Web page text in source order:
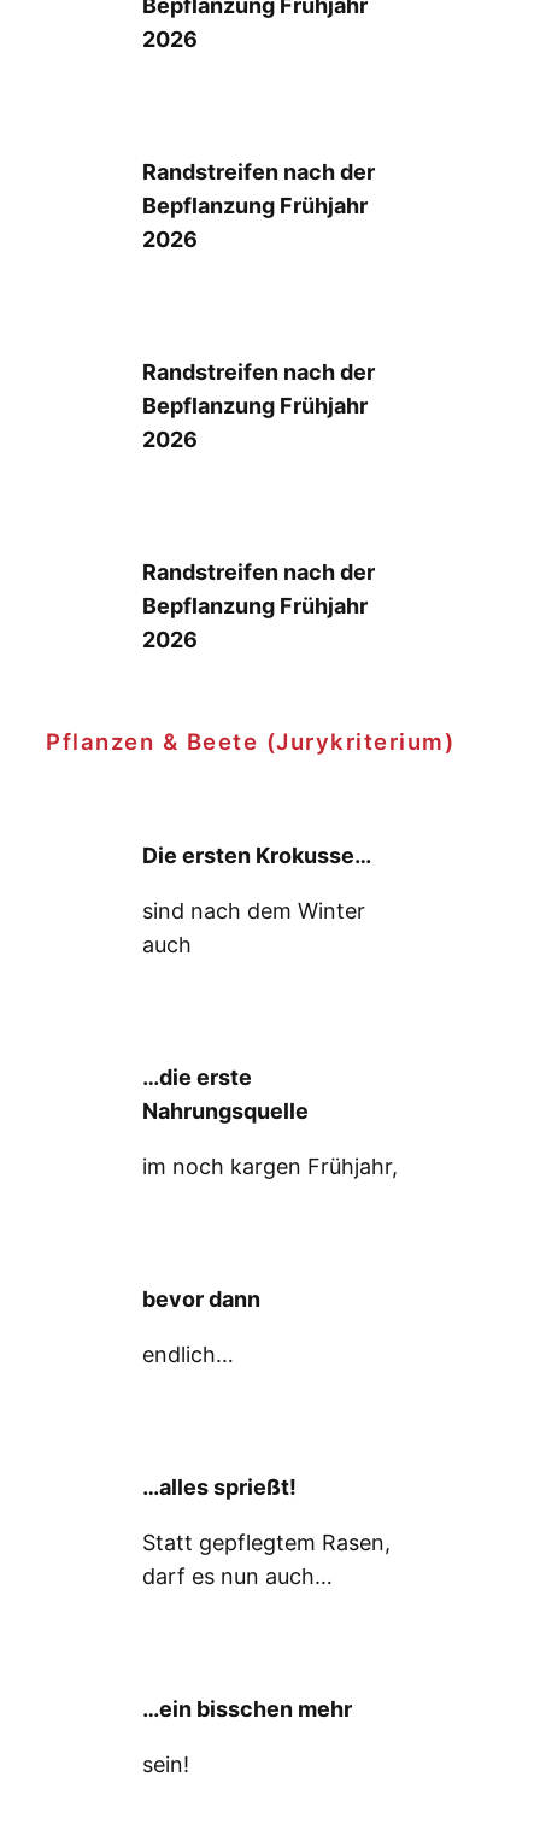
Bepflanzung Frühjahr
2026
Randstreifen nach der
Bepflanzung Frühjahr
2026
Randstreifen nach der
Bepflanzung Frühjahr
2026
Randstreifen nach der
Bepflanzung Frühjahr
2026
Pflanzen & Beete (Jurykriterium)
Die ersten Krokusse…
sind nach dem Winter
auch
…die erste
Nahrungsquelle
im noch kargen Frühjahr,
bevor dann
endlich…
…alles sprießt!
Statt gepflegtem Rasen,
darf es nun auch…
…ein bisschen mehr
sein!